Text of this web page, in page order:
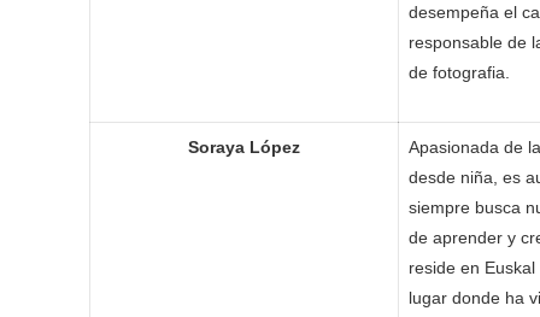
desempeña el
responsable de
de fotografia.
Soraya López
Apasionada de
desde niña, es
siempre busca
de aprender y
reside en
lugar donde ha